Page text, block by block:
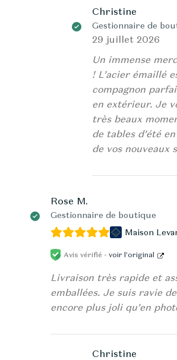
Christine
Gestionnaire de
29 juillet 2026
Un immense
! L’acier émaillé
compagnon
en extérieur. Je
très beaux
de tables d’été
de vos nouveaux
Rose M.
Gestionnaire de boutique
Maison
Avis vérifié - voir l’original
Livraison très rapide et
emballées. Je suis ravie
encore plus joli qu’en
Christine